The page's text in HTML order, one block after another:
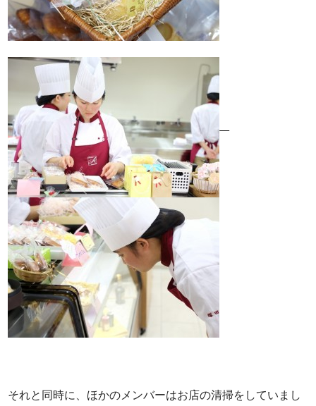
それと同時に、ほかのメンバーはお店の清掃をしていまし